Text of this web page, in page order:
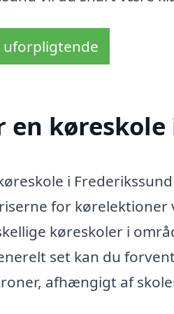
uforpligtende
en
i
for
køreskoler i
set kan du
afhængigt af